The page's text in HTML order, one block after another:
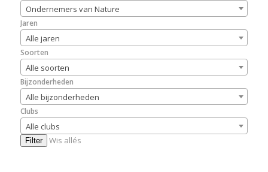
Ondernemers van Nature
Jaren
Alle jaren
Soorten
Alle soorten
Bijzonderheden
Alle bijzonderheden
Clubs
Alle clubs
Filter Wis allés